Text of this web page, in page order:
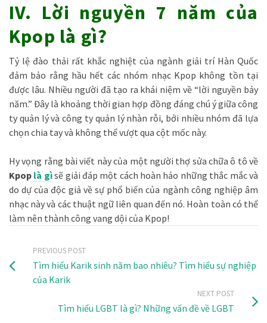
IV. Lời nguyền 7 năm của
Kpop là gì?
Tỷ lệ đào thải rất khắc nghiệt của ngành giải trí Hàn Quốc
đảm bảo rằng hầu hết các nhóm nhạc Kpop không tồn tại
được lâu. Nhiều người đã tạo ra khái niệm về “lời nguyền bảy
năm.” Đây là khoảng thời gian hợp đồng đáng chú ý giữa công
ty quản lý và công ty quản lý nhàn rỗi, bởi nhiều nhóm đã lựa
chọn chia tay và không thể vượt qua cột mốc này.
Hy vọng rằng bài viết này của một người thợ sửa chữa ô tô về
Kpop là gìsẽ giải đáp một cách hoàn hảo những thắc mắc và
do dự của độc giả về sự phổ biến của ngành công nghiệp âm
nhạc này và các thuật ngữ liên quan đến nó. Hoàn toàn có thể
làm nên thành công vang dội của Kpop!
PREVIOUS POST
Tìm hiểu Karik sinh năm bao nhiêu? Tìm hiểu sự nghiệp
của Karik
NEXT POST
Tìm hiểu LGBT là gì? Những vấn đề về LGBT